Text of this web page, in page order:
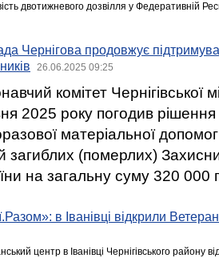
двотижневого дозвілля у Федеративній
Чернігова продовжує
26.06.2025 09:25
комітет Чернігівської
2025 року погодив
матеріальної
загиблих (померлих)
на загальну суму 320 000
в Іванівці відкрили
центр в Іванівці Чернігівського району